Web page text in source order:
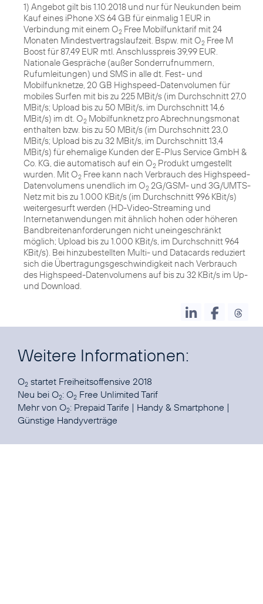
1) Angebot gilt bis 1.10.2018 und nur für Neukunden beim
Kauf eines iPhone XS 64 GB für einmalig 1 EUR in
Verbindung mit einem O2 Free Mobilfunktarif mit 24
Monaten Mindestvertragslaufzeit. Bspw. mit O2 Free M
Boost für 87,49 EUR mtl. Anschlusspreis 39,99 EUR.
Nationale Gespräche (außer Sonderrufnummern,
Rufumleitungen) und SMS in alle dt. Fest- und
Mobilfunknetze, 20 GB Highspeed-Datenvolumen für
mobiles Surfen mit bis zu 225 MBit/s (im Durchschnitt 27,0
MBit/s; Upload bis zu 50 MBit/s, im Durchschnitt 14,6
MBit/s) im dt. O2 Mobilfunknetz pro Abrechnungsmonat
enthalten bzw. bis zu 50 MBit/s (im Durchschnitt 23,0
MBit/s; Upload bis zu 32 MBit/s, im Durchschnitt 13,4
MBit/s) für ehemalige Kunden der E-Plus Service GmbH &
Co. KG, die automatisch auf ein O2 Produkt umgestellt
wurden. Mit O2 Free kann nach Verbrauch des Highspeed-
Datenvolumens unendlich im O2 2G/GSM- und 3G/UMTS-
Netz mit bis zu 1.000 KBit/s (im Durchschnitt 996 KBit/s)
weitergesurft werden (HD-Video-Streaming und
Internetanwendungen mit ähnlich hohen oder höheren
Bandbreitenanforderungen nicht uneingeschränkt
möglich; Upload bis zu 1.000 KBit/s, im Durchschnitt 964
KBit/s). Bei hinzubestellten Multi- und Datacards reduziert
sich die Übertragungsgeschwindigkeit nach Verbrauch
des Highspeed-Datenvolumens auf bis zu 32 KBit/s im Up-
und Download.
Weitere Informationen:
O2 startet Freiheitsoffensive 2018
Neu bei O2: O2 Free Unlimited Tarif
Mehr von O2: Prepaid Tarife | Handy & Smartphone |
Günstige Handyverträge